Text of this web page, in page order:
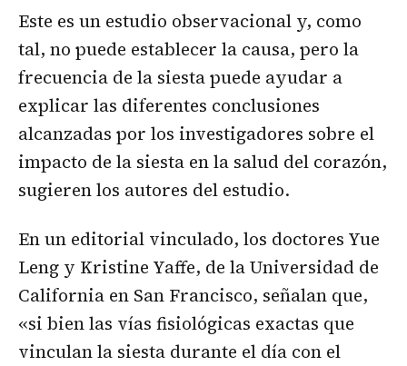
Este es un estudio observacional y, como
tal, no puede establecer la causa, pero la
frecuencia de la siesta puede ayudar a
explicar las diferentes conclusiones
alcanzadas por los investigadores sobre el
impacto de la siesta en la salud del corazón,
sugieren los autores del estudio.
En un editorial vinculado, los doctores Yue
Leng y Kristine Yaffe, de la Universidad de
California en San Francisco, señalan que,
«si bien las vías fisiológicas exactas que
vinculan la siesta durante el día con el